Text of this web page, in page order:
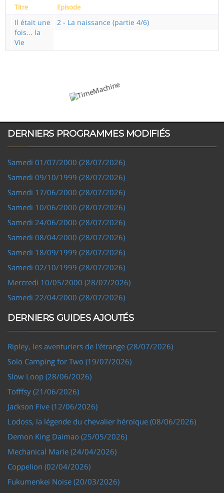
Titre Episode
Il était une
fois... la
Vie
2 - La naissance (partie 4/6)
DERNIERS PROGRAMMES MODIFIÉS
Samedi 01/07/2000 (28/07/2026)
Samedi 09/10/1999 (28/07/2026)
Samedi 17/06/2000 (28/07/2026)
Samedi 10/06/2000 (28/07/2026)
Samedi 24/06/2000 (28/07/2026)
Samedi 08/04/2000 (28/07/2026)
Samedi 18/09/1999 (28/07/2026)
Samedi 02/10/1999 (28/07/2026)
Mercredi 10/05/2000 (28/07/2026)
Samedi 22/04/2000 (28/07/2026)
DERNIERS GUIDES AJOUTÉS
Ripley, les aventuriers de l'étrange (28/07/2026)
Solo Camping for Two (19/07/2026)
Slow Loop (28/06/2026)
Tofffsy (21/06/2026)
Jackson Five (12/06/2026)
Lodoss, la légende du chevalier héroïque (08/06/2026)
Demon King Daimao (25/05/2026)
Mechanical Marie (24/04/2026)
Coppelion (02/04/2026)
Fukumenkei Noise (20/03/2026)